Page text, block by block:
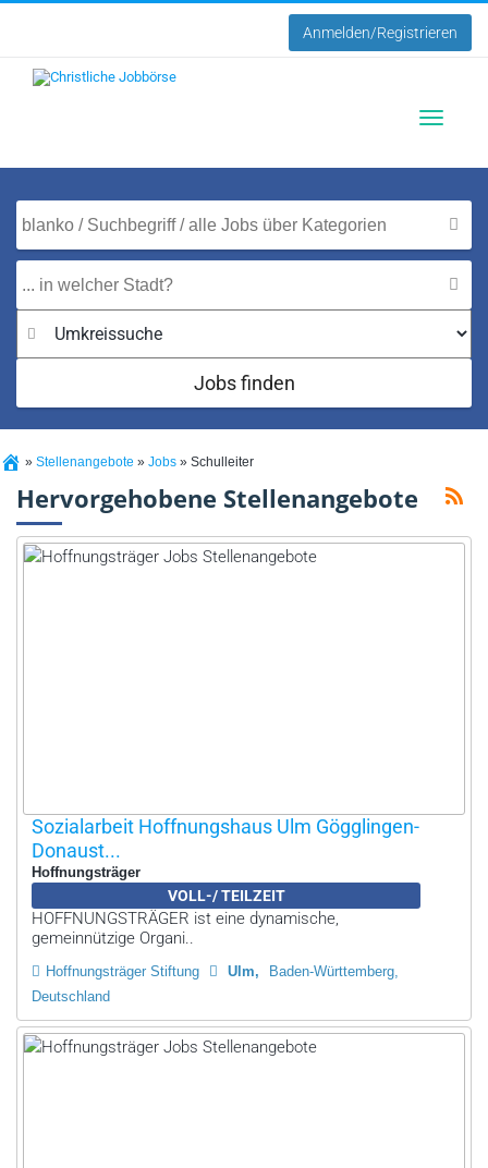
Anmelden/Registrieren
Jobs finden
» Stellenangebote » Jobs » Schulleiter
Hervorgehobene Stellenangebote
Sozialarbeit Hoffnungshaus Ulm Gögglingen-
Donaust...
Hoffnungsträger
VOLL-/ TEILZEIT
HOFFNUNGSTRÄGER ist eine dynamische,
gemeinnützige Organi..
Hoffnungsträger Stiftung Ulm
Baden-Württemberg,
Deutschland